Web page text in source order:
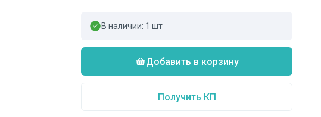
В наличии: 1 шт
Добавить в корзину
Получить КП